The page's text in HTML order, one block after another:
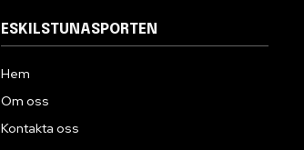
ESKILSTUNASPORTEN
Hem
Om oss
Kontakta oss